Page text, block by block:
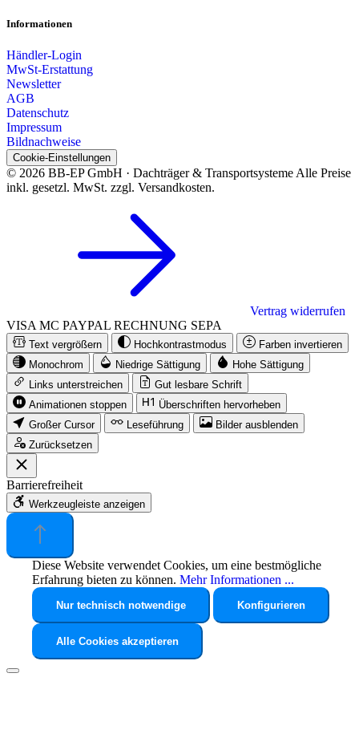
Informationen
Händler-Login
MwSt-Erstattung
Newsletter
AGB
Datenschutz
Impressum
Bildnachweise
Cookie-Einstellungen
© 2026 BB-EP GmbH · Dachträger & Transportsysteme Alle Preise
inkl. gesetzl. MwSt. zzgl. Versandkosten.
Vertrag widerrufen
VISA MC PAYPAL RECHNUNG SEPA
Text vergrößern Hochkontrastmodus
Farben invertieren
Monochrom
Niedrige Sättigung
Hohe Sättigung
Links unterstreichen
Gut lesbare Schrift
Animationen stoppen
Überschriften hervorheben
Großer Cursor
Leseführung
Bilder ausblenden
Zurücksetzen
Barrierefreiheit
Werkzeugleiste anzeigen
Diese Website verwendet Cookies, um eine bestmögliche
Erfahrung bieten zu können. Mehr Informationen ...
Nur technisch notwendige Konfigurieren
Alle Cookies akzeptieren